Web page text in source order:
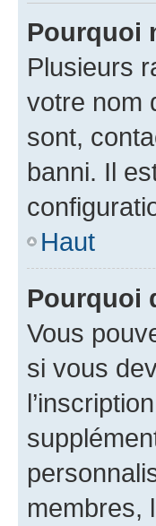
Pourquoi
Plusieurs
votre nom
sont,
banni. Il
Haut
Pourquoi
Vous
si vous
membres,